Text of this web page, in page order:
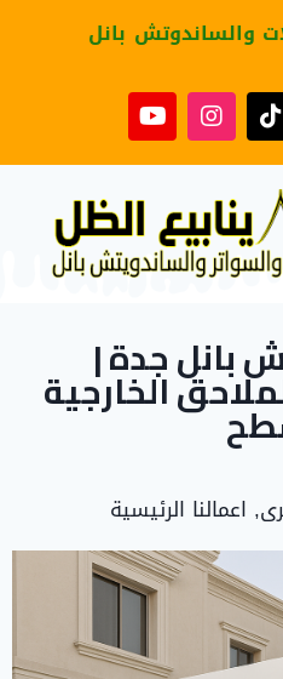
والساندوتش بانل
بانل جدة |
الخارجية
, اعمالنا الرئيسية